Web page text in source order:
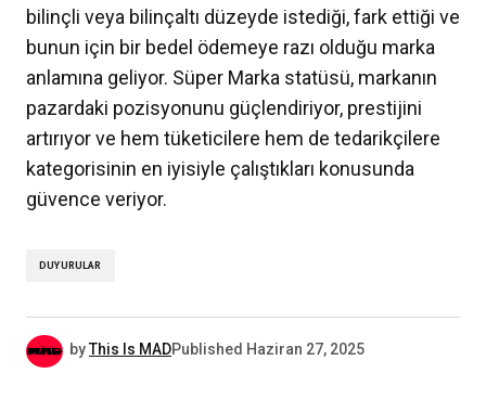
bilinçli veya bilinçaltı düzeyde istediği, fark ettiği ve
bunun için bir bedel ödemeye razı olduğu marka
anlamına geliyor. Süper Marka statüsü, markanın
pazardaki pozisyonunu güçlendiriyor, prestijini
artırıyor ve hem tüketicilere hem de tedarikçilere
kategorisinin en iyisiyle çalıştıkları konusunda
güvence veriyor.
DUYURULAR
byThis Is MADPublished Haziran 27, 2025